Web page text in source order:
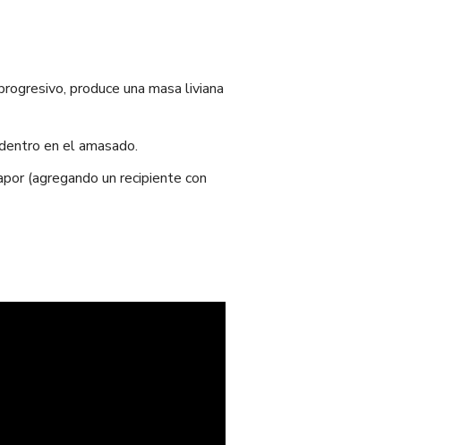
produce una masa liviana
en el amasado.
(agregando un recipiente con